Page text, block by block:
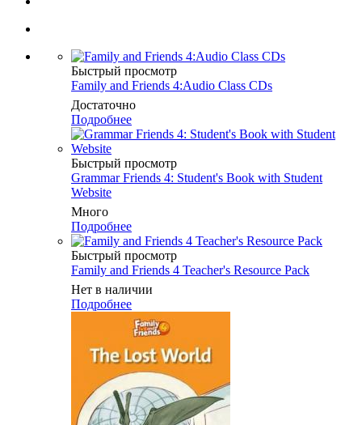
Быстрый просмотр
Family and Friends 4:Audio Class CDs
Достаточно
Подробнее
Быстрый просмотр
Grammar Friends 4: Student's Book with Student
Website
Много
Подробнее
Быстрый просмотр
Family and Friends 4 Teacher's Resource Pack
Нет в наличии
Подробнее